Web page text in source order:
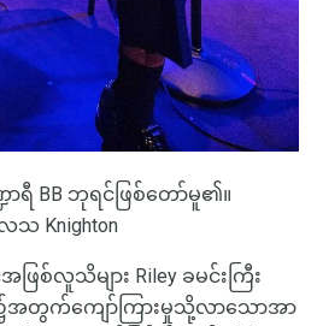
ရီ BB ဘုရင်ဖြစ်တော်မူ၏။
သ Knighton
ြစ်လူသိများ Riley ခမင်းကြီး
အတွက်ကျော်ကြားမှုသို့လာသောအာ